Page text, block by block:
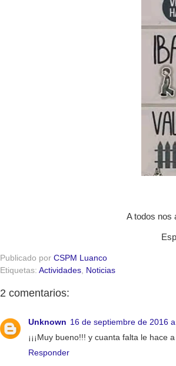
A todos nos
Publicado por CSPM Luanco
Etiquetas: Actividades, Noticias
2 comentarios:
Unknown 16 de septiembre de 2016
¡¡¡Muy bueno!!! y cuanta falta le hace a
Responder